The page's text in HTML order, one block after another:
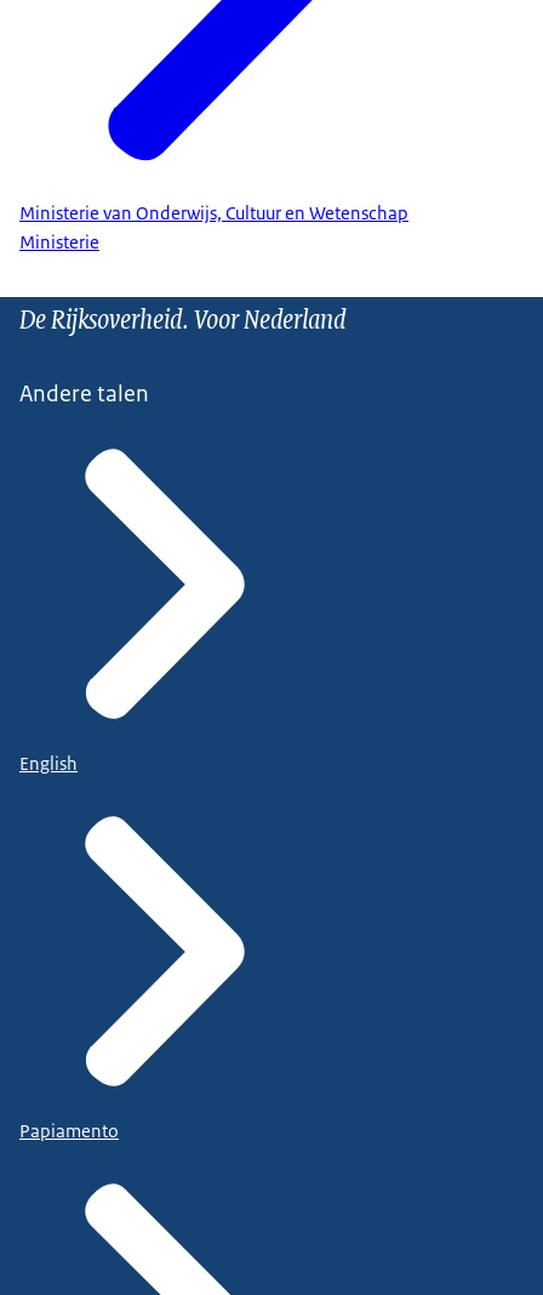
Ministerie van Onderwijs, Cultuur en Wetenschap
Ministerie
De Rijksoverheid. Voor Nederland
Andere talen
English
Papiamento